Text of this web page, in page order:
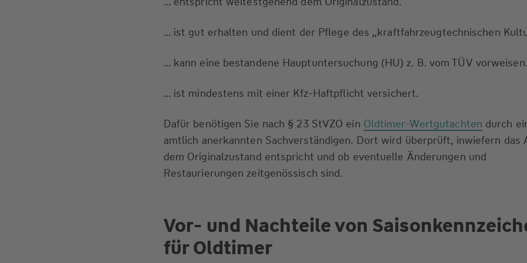
… ist gut erhalten und dient der Pflege des „kraftfahrzeugtechnischen
… kann eine bestandene Hauptuntersuchung (HU) z. B. vom TÜV vorweisen.
… ist mindestens mit einer Kfz-Haftpflicht versichert.
Dafür benötigen Sie nach § 23 StVZO ein Oldtimer-Wertgutachten durch
amtlich anerkannten Sachverständigen. Dort wird überprüft, inwiefern das
dem Originalzustand entspricht und ob eventuelle Änderungen und
Restaurierungen zeitgenössisch sind.
Vor- und Nachteile von
für Oldtimer